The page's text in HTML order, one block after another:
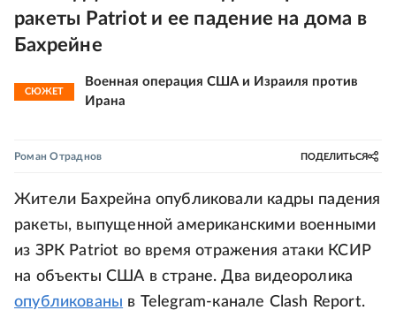
ракеты Patriot и ее падение на дома в
Бахрейне
СЮЖЕТ
Военная операция США и Израиля против
Ирана
Роман Отраднов ПОДЕЛИТЬСЯ
Жители Бахрейна опубликовали кадры падения
ракеты, выпущенной американскими военными
из ЗРК Patriot во время отражения атаки КСИР
на объекты США в стране. Два видеоролика
опубликованы в Telegram-канале Clash Report.